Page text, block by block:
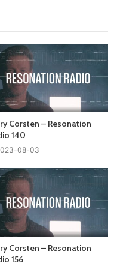
Corsten – Resonation
140
08-03
Corsten – Resonation
156